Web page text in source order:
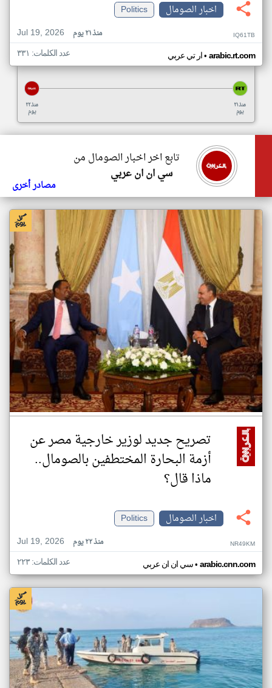
اخبار الصومال
Politics
Jul 19, 2026
منذ ٢١ يوم IQ61TB
ار تي عربي• arabic.rt.com عدد الكلمات: ٣٣١
منذ ٢٢
يوم
منذ ٢١
يوم
تابع اخر اخبار الصومال من
سي ان ان عربي
مصادر أخرى
تصريح جديد لوزير خارجية مصر عن
أزمة البحارة المختطفين بالصومال..
ماذا قال؟
اخبار الصومال
Politics
Jul 19, 2026
منذ ٢٢ يوم NR49KM
سي ان ان عربي• arabic.cnn.com عدد الكلمات: ٢٢٣